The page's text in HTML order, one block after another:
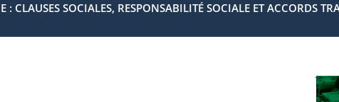
: CLAUSES SOCIALES, RESPONSABILITÉ SOCIALE ET ACCORDS